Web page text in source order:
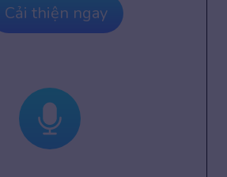
Cải thiện ngay